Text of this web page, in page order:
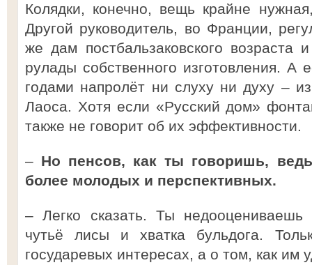
Колядки, конечно, вещь крайне
Другой руководитель, во Франции,
же дам постбальзаковского возраста
рулады собственного изготовления. А
годами напролёт ни слуху ни духу –
Лаоса. Хотя если «Русский дом»
также не говорит об их эффективности.
– Но пенсов, как ты говоришь,
более молодых и перспективных.
– Легко сказать. Ты
чутьё лисы и хватка бульдога.
государевых интересах, а о том, как им